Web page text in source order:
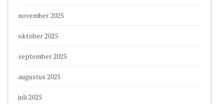
november 2025
oktober 2025
september 2025
augustus 2025
juli 2025